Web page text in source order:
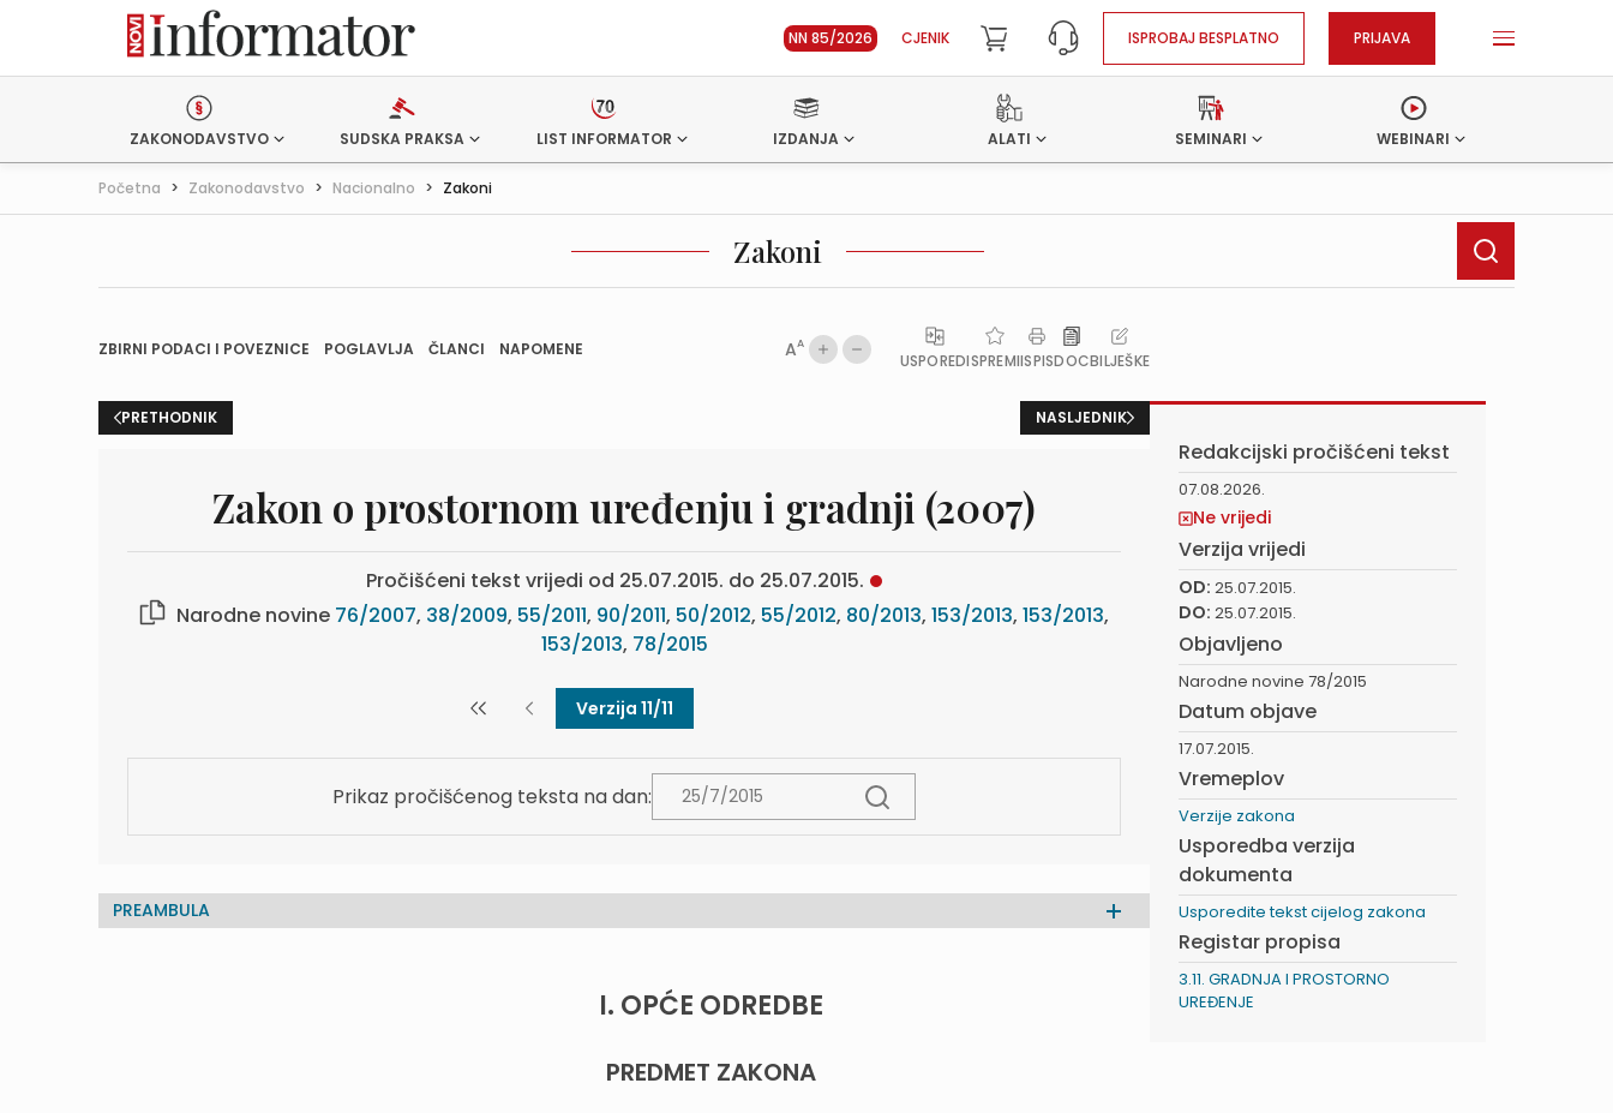
NN 85/2026 CJENIK ISPROBAJ BESPLATNO PRIJAVA
ZAKONODAVSTVO SUDSKA PRAKSA LIST INFORMATOR IZDANJA ALATI SEMINARI WEBINARI
Početna > Zakonodavstvo > Nacionalno > Zakoni
Zakoni
ZBIRNI PODACI I POVEZNICE POGLAVLJA ČLANCI NAPOMENE AA
USPOREDISPREMIISPISDOCBILJEŠKE
PRETHODNIK NASLJEDNIK
Zakon o prostornom uređenju i gradnji (2007)
Pročišćeni tekst vrijedi od 25.07.2015. do 25.07.2015.
Narodne novine 76/2007, 38/2009, 55/2011, 90/2011, 50/2012, 55/2012, 80/2013, 153/2013, 153/2013,
153/2013, 78/2015
Verzija 11/11
Prikaz pročišćenog teksta na dan:
PREAMBULA
I. OPĆE ODREDBE
PREDMET ZAKONA
Redakcijski pročišćeni tekst
07.08.2026.
Ne vrijedi
Verzija vrijedi
OD: 25.07.2015.
DO: 25.07.2015.
Objavljeno
Narodne novine 78/2015
Datum objave
17.07.2015.
Vremeplov
Verzije zakona
Usporedba verzija
dokumenta
Usporedite tekst cijelog zakona
Registar propisa
3.11. GRADNJA I PROSTORNO
UREĐENJE